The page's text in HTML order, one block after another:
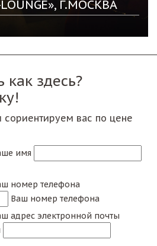
Г.МОСКВА
как здесь?
сориентируем вас по цене
имя
номер телефона
Ваш номер телефона
адрес электронной почты